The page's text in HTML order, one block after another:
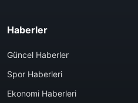
Haberler
Güncel Haberler
Spor Haberleri
Ekonomi Haberleri